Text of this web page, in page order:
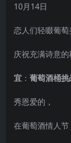
10月14日
恋人们轻啜葡萄
庆祝充满诗意的
宜 ： 葡萄酒桶挑
秀恩爱的，
在葡萄酒情人节